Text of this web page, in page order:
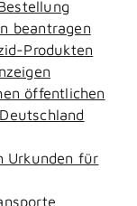
beantragen
Produkten
öffentlichen
Urkunden für